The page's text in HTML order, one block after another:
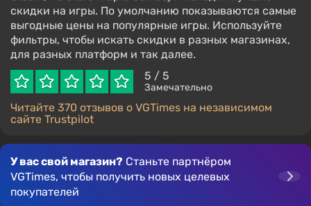
скидки на игры. По умолчанию показываются самые
выгодные цены на популярные игры. Используйте
фильтры, чтобы искать скидки в разных магазинах,
для разных платформ и так далее.
5 / 5
Замечательно
Читайте 370 отзывов о VGTimes на независимом
сайте Trustpilot
У вас свой магазин? Станьте партнёром
VGTimes, чтобы получить новых целевых
покупателей